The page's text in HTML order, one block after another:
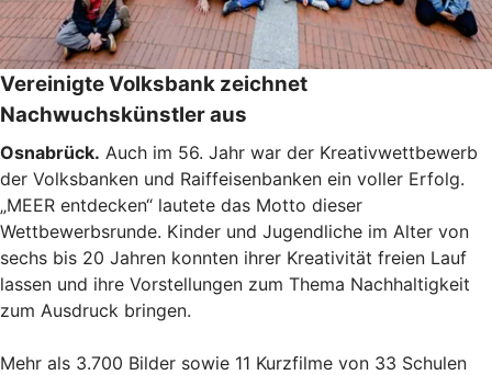
Vereinigte Volksbank zeichnet
Nachwuchskünstler aus
Osnabrück. Auch im 56. Jahr war der Kreativwettbewerb
der Volksbanken und Raiffeisenbanken ein voller Erfolg.
„MEER entdecken“ lautete das Motto dieser
Wettbewerbsrunde. Kinder und Jugendliche im Alter von
sechs bis 20 Jahren konnten ihrer Kreativität freien Lauf
lassen und ihre Vorstellungen zum Thema Nachhaltigkeit
zum Ausdruck bringen.
Mehr als 3.700 Bilder sowie 11 Kurzfilme von 33 Schulen